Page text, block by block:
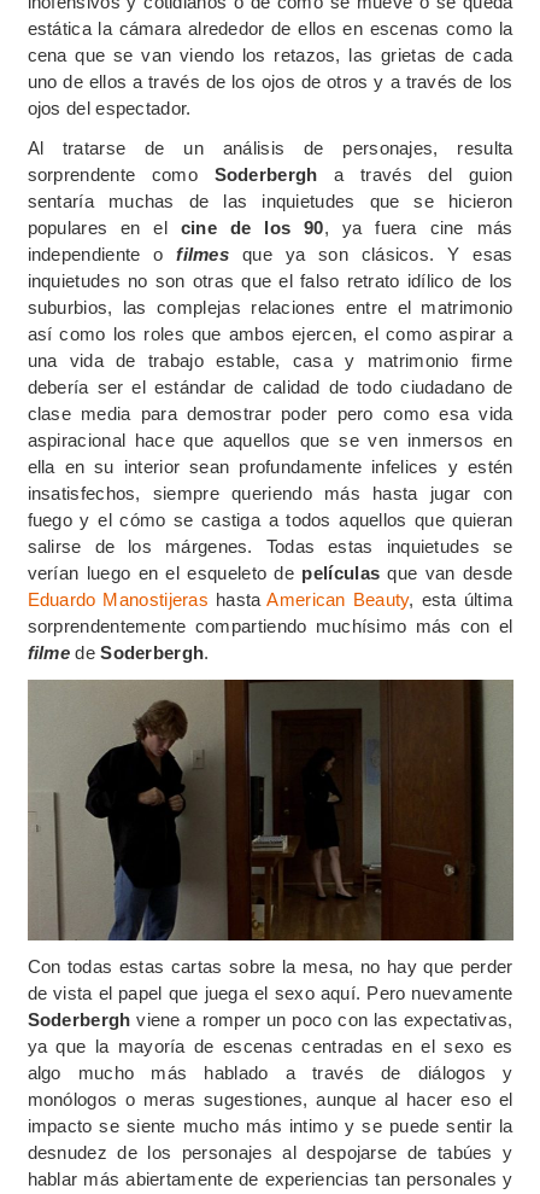
estática la cámara alrededor de ellos en escenas como la
cena que se van viendo los retazos, las grietas de cada
uno de ellos a través de los ojos de otros y a través de los
ojos del espectador.
Al tratarse de un análisis de personajes, resulta
sorprendente como Soderbergh a través del guion
sentaría muchas de las inquietudes que se hicieron
populares en el cine de los 90, ya fuera cine más
independiente ofilmes que ya son clásicos. Y esas
inquietudes no son otras que el falso retrato idílico de los
suburbios, las complejas relaciones entre el matrimonio
así como los roles que ambos ejercen, el como aspirar a
una vida de trabajo estable, casa y matrimonio firme
debería ser el estándar de calidad de todo ciudadano de
clase media para demostrar poder pero como esa vida
aspiracional hace que aquellos que se ven inmersos en
ella en su interior sean profundamente infelices y estén
insatisfechos, siempre queriendo más hasta jugar con
fuego y el cómo se castiga a todos aquellos que quieran
salirse de los márgenes. Todas estas inquietudes se
verían luego en el esqueleto de películas que van desde
Eduardo Manostijeras hastaAmerican Beauty, esta última
sorprendentemente compartiendo muchísimo más con el
filme deSoderbergh.
Con todas estas cartas sobre la mesa, no hay que perder
de vista el papel que juega el sexo aquí. Pero nuevamente
Soderbergh viene a romper un poco con las expectativas,
ya que la mayoría de escenas centradas en el sexo es
algo mucho más hablado a través de diálogos y
monólogos o meras sugestiones, aunque al hacer eso el
impacto se siente mucho más intimo y se puede sentir la
desnudez de los personajes al despojarse de tabúes y
hablar más abiertamente de experiencias tan personales y